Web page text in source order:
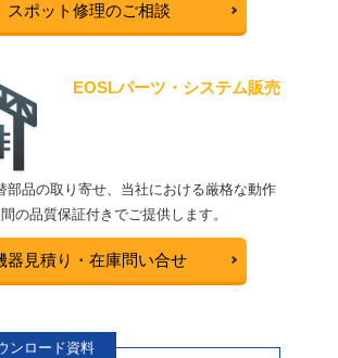
スポット修理のご相談
EOSLパーツ・システム販売
部品の取り寄せ、当社における厳格な動作
の品質保証付きでご提供します。
器見積り・在庫問い合せ
ンロード資料